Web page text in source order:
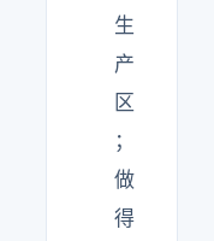
生
产
区
；
做
得